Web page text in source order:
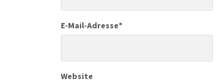
E-Mail-Adresse*
Website